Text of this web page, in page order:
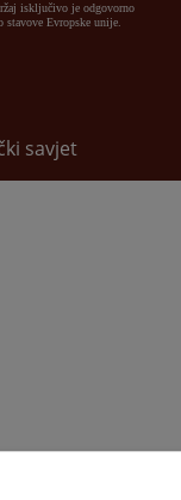
isključivo je odgovorno
stavove Evropske unije.
savjet